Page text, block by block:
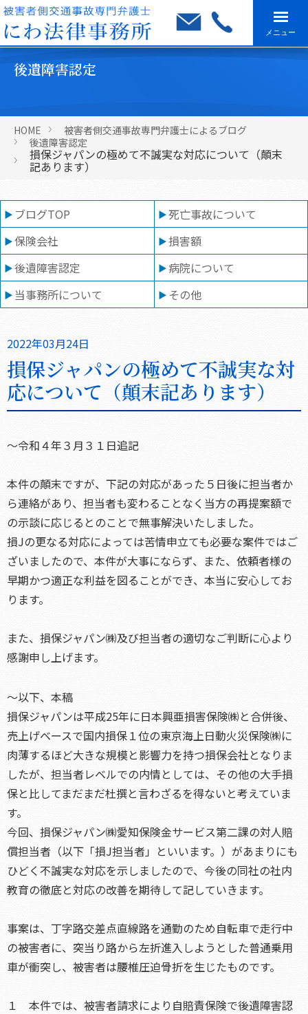
メニュー
後遺障害認定
HOME
被害者側交通事故専門弁護士によるブログ
後遺障害認定
損保ジャパンの極めて不誠実な対応について（顛末
記あります）
ブログTOP
死亡事故について
保険会社
損害額
後遺障害認定
病院について
当事務所について
その他
2022年03月24日
損保ジャパンの極めて不誠実な対
応について（顛末記あります）
～令和４年３月３１日追記
本件の顛末ですが、下記の対応があった５日後に担当者か
ら連絡があり、担当者も変わることなく当方の再提案額で
の示談に応じるとのことで無事解決いたしました。
損Jの更なる対応によっては苦情申立ても必要な案件ではご
ざいましたので、本件が大事にならず、また、依頼者様の
早期かつ適正な利益を図ることができ、本当に安心してお
ります。
また、損保ジャパン㈱及び担当者の適切なご判断に心より
感謝申し上げます。
～以下、本稿
損保ジャパンは平成25年に日本興亜損害保険㈱と合併後、
売上げベースで国内損保１位の東京海上日動火災保険㈱に
肉薄するほど大きな規模と影響力を持つ損保会社となりま
したが、担当者レベルでの内情としては、その他の大手損
保と比してまだまだ杜撰と言わざるを得ないと考えていま
す。
今回、損保ジャパン㈱愛知保険金サービス第二課の対人賠
償担当者（以下「損J担当者」といいます。）があまりにも
ひどく不誠実な対応を示しましたので、今後の同社の社内
教育の徹底と対応の改善を期待して記していきます。
事案は、丁字路交差点直線路を通勤のため自転車で走行中
の被害者に、突当り路から左折進入しようとした普通乗用
車が衝突し、被害者は腰椎圧迫骨折を生じたものです。
１ 本件では、被害者請求により自賠責保険で後遺障害認